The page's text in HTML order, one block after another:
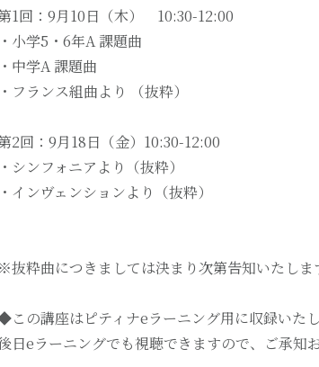
1回：9月10日（木） 10:30-12:00
・小学5・6年A 課題曲
・中学A 課題曲
・フランス組曲より （抜粋）
2回：9月18日（金）10:30-12:00
・シンフォニアより（抜粋）
・インヴェンションより（抜粋）
※抜粋曲につきましては決まり次第告知いたしま
この講座はピティナeラーニング用に収録いたし
日eラーニングでも視聴できますので、ご承知